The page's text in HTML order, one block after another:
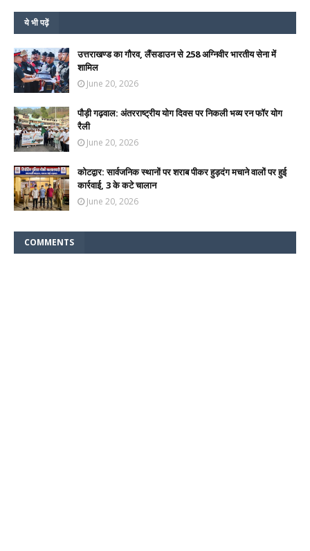
ये भी पढ़ें
उत्तराखण्ड का गौरव, लैंसडाउन से 258 अग्निवीर भारतीय सेना में
शामिल
June 20, 2026
पौड़ी गढ़वाल: अंतरराष्ट्रीय योग दिवस पर निकली भव्य रन फॉर योग
रैली
June 20, 2026
कोटद्वार: सार्वजनिक स्थानों पर शराब पीकर हुड़दंग मचाने वालों पर हुई
कार्रवाई, 3 के कटे चालान
June 20, 2026
COMMENTS